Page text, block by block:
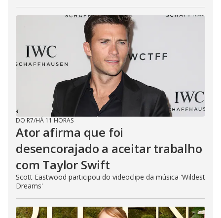
DO R7/HÁ 11 HORAS
Ator afirma que foi
desencorajado a aceitar trabalho
com Taylor Swift
Scott Eastwood participou do videoclipe da música 'Wildest
Dreams'